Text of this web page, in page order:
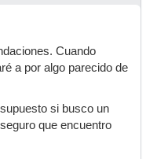
Cuando
a por algo parecido de
si busco un
que encuentro